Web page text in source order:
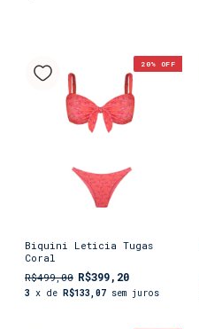
20% OFF
Biquini Leticia Tugas
Coral
R$499,00 R$399,20
3 x de R$133,07 sem juros